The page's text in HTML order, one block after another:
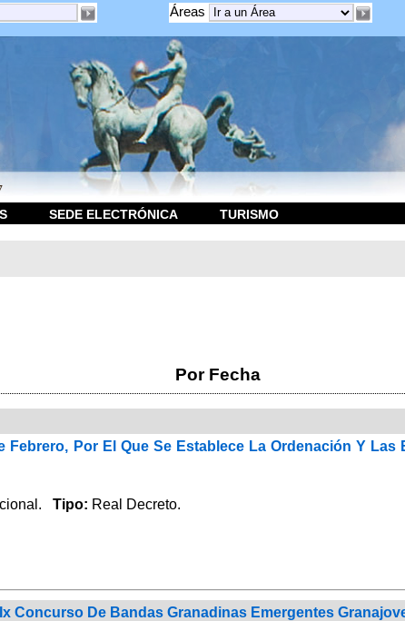
Áreas
SEDE ELECTRÓNICA TURISMO
Por Fecha
Febrero, Por El Que Se Establece La Ordenación Y
Tipo: Real Decreto.
Concurso De Bandas Granadinas Emergentes